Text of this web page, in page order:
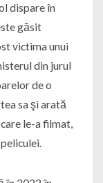
dispare în
găsit
victima unui
din jurul
de o
sa şi arată
le-a filmat,